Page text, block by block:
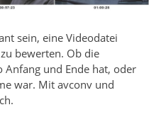
sein, eine Videodatei
bewerten. Ob die
und Ende hat, oder
war. Mit avconv und